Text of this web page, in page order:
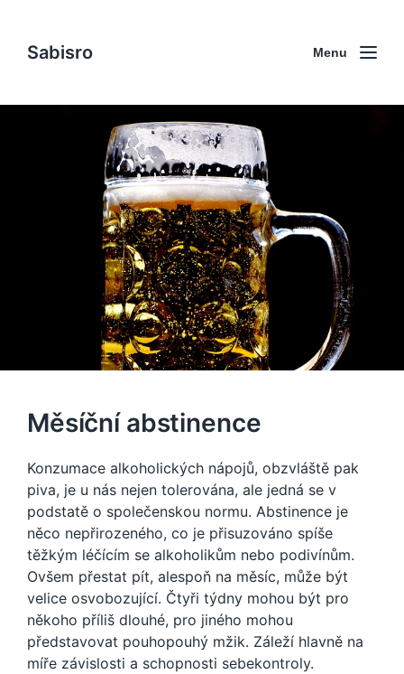
Sabisro Menu
Měsíční abstinence
Konzumace alkoholických nápojů, obzvláště pak
piva, je u nás nejen tolerována, ale jedná se v
podstatě o společenskou normu. Abstinence je
něco nepřirozeného, co je přisuzováno spíše
těžkým léčícím se alkoholikům nebo podivínům.
Ovšem přestat pít, alespoň na měsíc, může být
velice osvobozující. Čtyři týdny mohou být pro
někoho příliš dlouhé, pro jiného mohou
představovat pouhopouhý mžik. Záleží hlavně na
míře závislosti a schopnosti sebekontroly.